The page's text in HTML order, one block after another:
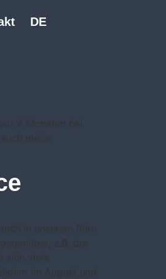
DE
4 Monaten bei
meine
in unserem Büro
z.B. der
sich viele
im August und